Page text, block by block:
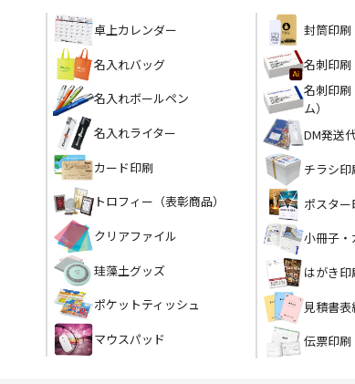
卓上カレンダー
名入れバッグ
名入れボールペン
名入れライター
カード印刷
トロフィー（表彰商品）
クリアファイル
珪藻土グッズ
ポケットティッシュ
マウスパッド
封筒印刷
名刺印
名刺印
ム）
DM発送
チラシ印
ポスター
小冊子
はがき印
見積書
伝票印刷